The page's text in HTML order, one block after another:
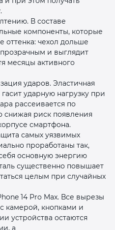
В составе
компоненты, которые
оттенка: чехол дольше
и выглядит
месяцы активного
ударов. Эластичная
ударную нагрузку при
рассеивается по
снижая риск появления
смартфона.
самых уязвимых
проработаны так,
основную энергию
существенно повышает
целым при случайных
14 Pro Max. Все вырезы
камерой, кнопками и
устройства остаются
а